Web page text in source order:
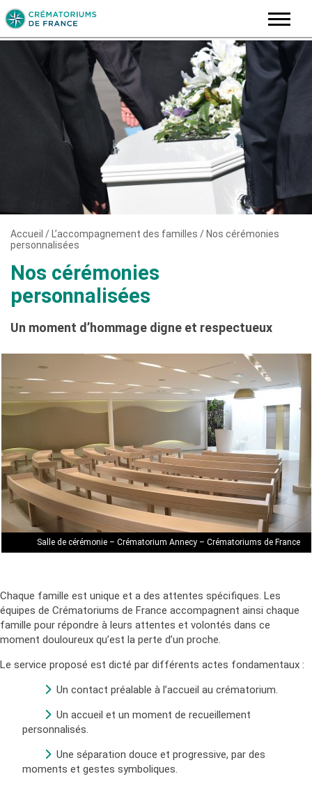
Accueil / L’accompagnement des familles / Nos cérémonies
personnalisées
Nos cérémonies
personnalisées
Un moment d’hommage digne et respectueux
Salle de cérémonie – Crématorium Annecy – Crématoriums de France
Chaque famille est unique et a des attentes spécifiques. Les
équipes de Crématoriums de France accompagnent ainsi chaque
famille pour répondre à leurs attentes et volontés dans ce
moment douloureux qu’est la perte d’un proche.
Le service proposé est dicté par différents actes fondamentaux :
Un contact préalable à l’accueil au crématorium.
Un accueil et un moment de recueillement
personnalisés.
Une séparation douce et progressive, par des
moments et gestes symboliques.